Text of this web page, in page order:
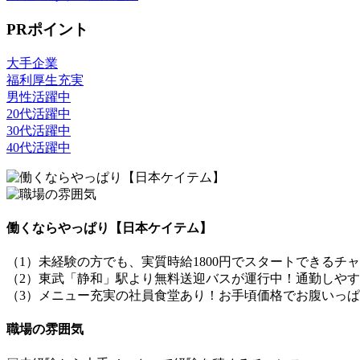
PRポイント
大手企業
福利厚生充実
男性活躍中
20代活躍中
30代活躍中
40代活躍中
働くならやっぱり【日本ケイテム】
（1）未経験の方でも、実質時給1800円でスタートできるチ
（2）東武「静和」駅より無料送迎バスが運行中！通勤しや
（3）メニュー充実の社員食堂あり！お手頃価格でお腹いっ
職場の雰囲気